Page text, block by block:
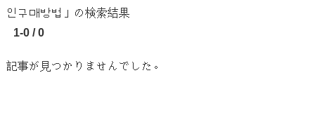
인구매방법」の検索結果
1-0 / 0
記事が見つかりませんでした。